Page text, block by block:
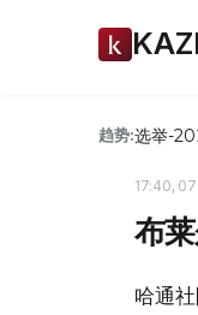
趋势:选举-
17:40,
布
哈通